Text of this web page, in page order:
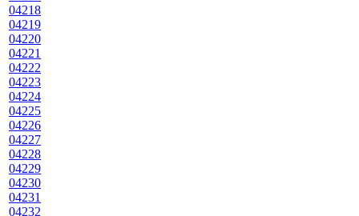
04218
04219
04220
04221
04222
04223
04224
04225
04226
04227
04228
04229
04230
04231
04232